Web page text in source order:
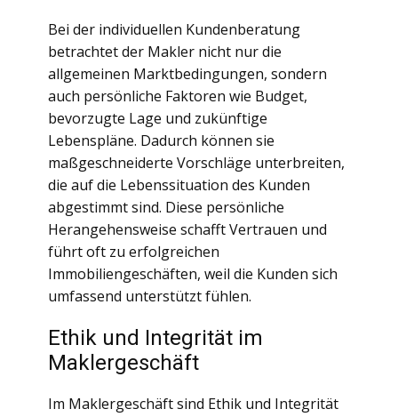
Bei der individuellen Kundenberatung
betrachtet der Makler nicht nur die
allgemeinen Marktbedingungen, sondern
auch persönliche Faktoren wie Budget,
bevorzugte Lage und zukünftige
Lebenspläne. Dadurch können sie
maßgeschneiderte Vorschläge unterbreiten,
die auf die Lebenssituation des Kunden
abgestimmt sind. Diese persönliche
Herangehensweise schafft Vertrauen und
führt oft zu erfolgreichen
Immobiliengeschäften, weil die Kunden sich
umfassend unterstützt fühlen.
Ethik und Integrität im
Maklergeschäft
Im Maklergeschäft sind Ethik und Integrität